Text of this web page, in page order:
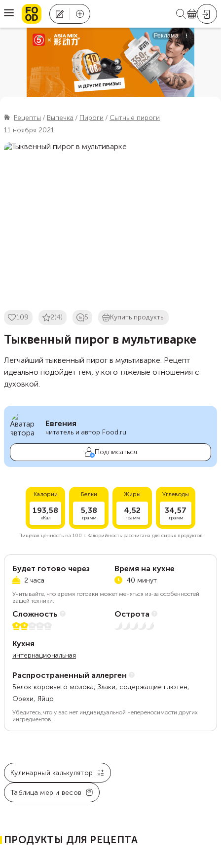
Рецепты Выпечка Пироги
Сытные пироги
11 ноября 2021
109 2(4) 5 Купить продукты
Тыквенный пирог в мультиварке
Легчайший тыквенный пирог в мультиварке. Рецепт
идеально подойдет тем, у кого тяжелые отношения с
духовкой.
Евгения
читатель и автор Food.ru
Подписаться
Калории
193,58
кКал
Белки
5,38
грамм
Жиры
4,52
грамм
Углеводы
34,57
грамм
Пищевая ценность на 100 г.Калорийность рассчитана для сырых продуктов.
Будет готово через
2 часа
Время на кухне
40 минут
Учитывайте, что время готовки может меняться из-за особенностей
вашей техники.
Сложность
2 из 5
Острота
Нет остроты
Кухня
интернациональная
Распространенный аллерген
Белок коровьего молока, Злаки, содержащие глютен,
Орехи, Яйцо
Убедитесь, что у вас нет индивидуальной непереносимости других
ингредиентов.
Кулинарный калькулятор
Таблица мер и весов
ПРОДУКТЫ ДЛЯ РЕЦЕПТА